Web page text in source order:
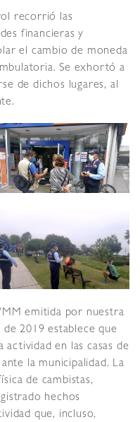
recorrió las
financieras y
el cambio de moneda
Se exhortó a
de dichos lugares, al
MM emitida por nuestra
2019 establece que
en las casas de
la municipalidad. La
de cambistas,
hechos
que, incluso,